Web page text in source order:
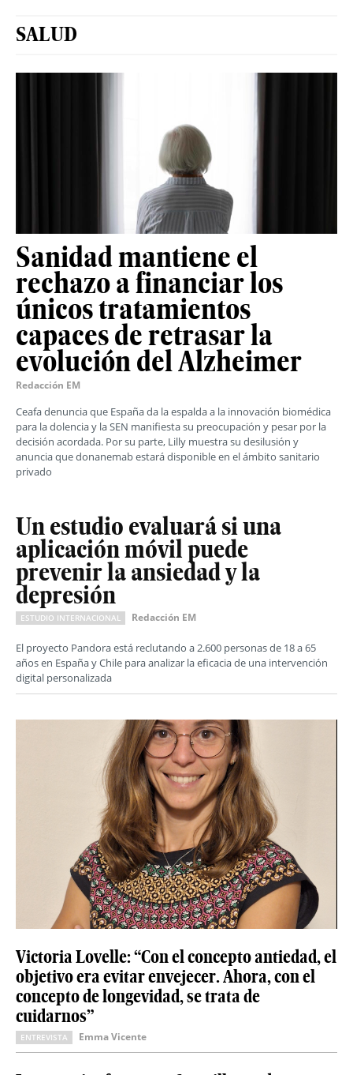
SALUD
Sanidad mantiene el
rechazo a financiar los
únicos tratamientos
capaces de retrasar la
evolución del Alzheimer
Redacción EM
Ceafa denuncia que España da la espalda a la innovación biomédica
para la dolencia y la SEN manifiesta su preocupación y pesar por la
decisión acordada. Por su parte, Lilly muestra su desilusión y
anuncia que donanemab estará disponible en el ámbito sanitario
privado
Un estudio evaluará si una
aplicación móvil puede
prevenir la ansiedad y la
depresión
ESTUDIO INTERNACIONAL Redacción EM
El proyecto Pandora está reclutando a 2.600 personas de 18 a 65
años en España y Chile para analizar la eficacia de una intervención
digital personalizada
Victoria Lovelle: “Con el concepto antiedad, el
objetivo era evitar envejecer. Ahora, con el
concepto de longevidad, se trata de
cuidarnos”
ENTREVISTA Emma Vicente